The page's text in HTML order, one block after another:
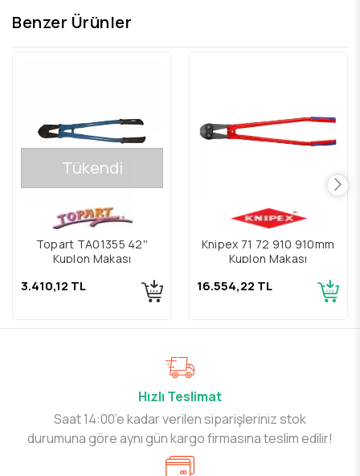
Benzer Ürünler
Tükendi
Topart TA01355 42''
Kuplon Makası
3.410,12 TL
Knipex 71 72 910 910mm
Kuplon Makası
16.554,22 TL
Hızlı Teslimat
Saat 14:00’e kadar verilen siparişleriniz stok
durumuna göre aynı gün kargo firmasına teslim edilir!